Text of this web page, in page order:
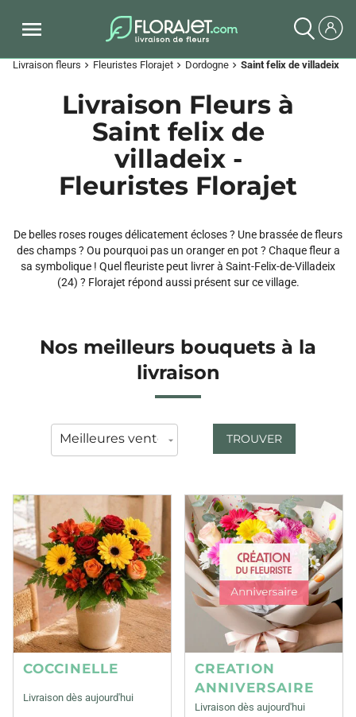
Livraison fleurs chevron_right Fleuristes Florajet chevron_right Dordogne chevron_right Saint felix de villadeix
Livraison Fleurs à
Saint felix de
villadeix -
Fleuristes Florajet
De belles roses rouges délicatement écloses ? Une brassée de fleurs
des champs ? Ou pourquoi pas un oranger en pot ? Chaque fleur a
sa symbolique ! Quel fleuriste peut livrer à Saint-Felix-de-Villadeix
(24) ? Florajet répond aussi présent sur ce village.
Nos meilleurs bouquets à la
livraison
TROUVER
COCCINELLE
Livraison dès aujourd'hui
CREATION
ANNIVERSAIRE
Livraison dès aujourd'hui